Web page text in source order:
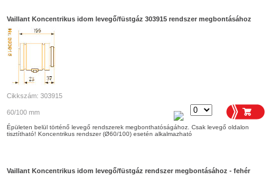
Vaillant Koncentrikus idom levegő/füstgáz 303915 rendszer megbontásához
Cikkszám: 303915
60/100 mm
Épületen belül történő levegő rendszerek megbonthatóságához. Csak levegő oldalon
tisztítható! Koncentrikus rendszer (Ø60/100) esetén alkalmazható
Vaillant Koncentrikus idom levegő/füstgáz rendszer megbontásához - fehér